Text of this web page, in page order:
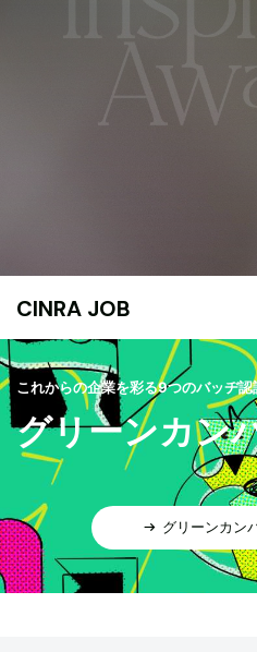
CINRA JOB
これからの企業を彩る9つのバッヂ認
グリーンカン
グリーンカン